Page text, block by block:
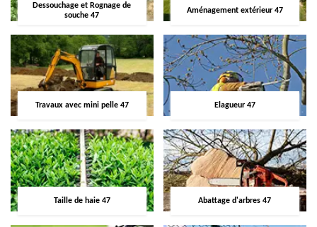
Dessouchage et Rognage de
souche 47
Aménagement extérieur 47
Travaux avec mini pelle 47 Elagueur 47
Taille de haie 47 Abattage d'arbres 47